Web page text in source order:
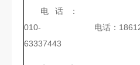
电话：
010-
63337443
电话：